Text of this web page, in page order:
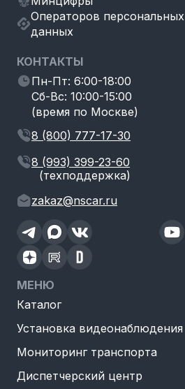
Операторов персональных
данных
КОНТАКТЫ
Пн-Пт: 6:00-18:00
Сб-Вс: 10:00-15:00
(время по Москве)
8 (800) 777-17-30
8 (993) 399-23-60
(техподдержка)
zakaz@nscar.ru
МЕНЮ
Каталог
Установка видеонаблюдения
Мониторинг транспорта
Диспетчерский центр